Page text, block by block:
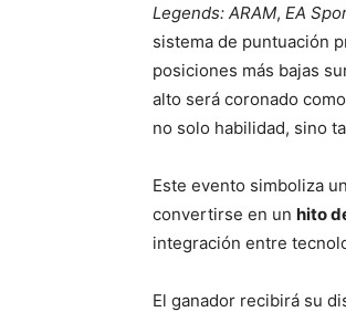
Legends: ARAM, EA
sistema de puntuación
posiciones más bajas
alto será coronado
no solo habilidad, sino
Este evento simboliza
convertirse en un hito
integración entre
El ganador recibirá su